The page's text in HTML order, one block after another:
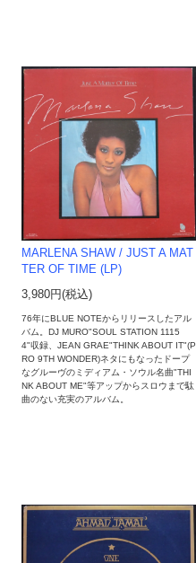
MARLENA SHAW ‎/ JUST A MAT
TER OF TIME (LP)
3,980円(税込)
76年にBLUE NOTEからリリースしたアル
バム。DJ MURO"SOUL STATION 1115
4"収録、JEAN GRAE"THINK ABOUT IT"(P
RO 9TH WONDER)ネタにもなったドープ
なグルーヴのミディアム・ソウル名曲"THI
NK ABOUT ME"等アップからスロウまで駄
曲のない充実のアルバム。